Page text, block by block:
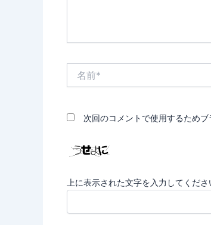
次回のコメントで使用するため
上に表示された文字を入力してくださ